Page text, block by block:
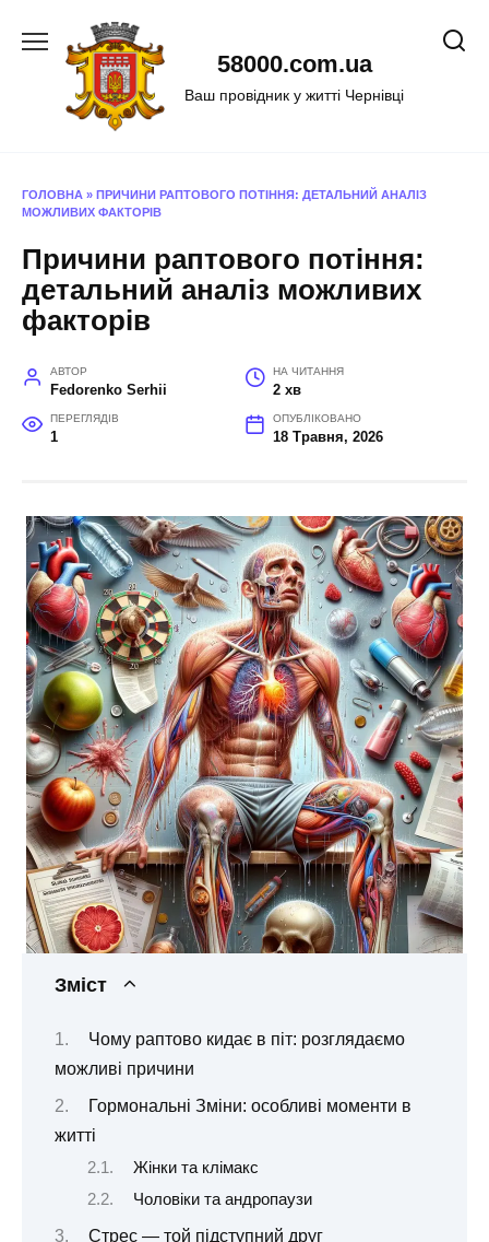
58000.com.ua
Ваш провідник у житті Чернівці
ГОЛОВНА » ПРИЧИНИ РАПТОВОГО ПОТІННЯ: ДЕТАЛЬНИЙ АНАЛІЗ
МОЖЛИВИХ ФАКТОРІВ
Причини раптового потіння:
детальний аналіз можливих
факторів
АВТОР
Fedorenko Serhii
НА ЧИТАННЯ
2 хв
ПЕРЕГЛЯДІВ
1
ОПУБЛІКОВАНО
18 Травня, 2026
Зміст
Чому раптово кидає в піт: розглядаємо
можливі причини
Гормональні Зміни: особливі моменти в
житті
Жінки та клімакс
Чоловіки та андропаузи
Стрес — той підступний друг